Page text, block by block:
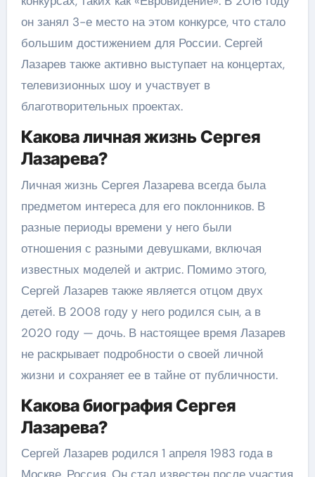
он занял 3-е место на этом конкурсе, что стало
большим достижением для России. Сергей
Лазарев также активно выступает на концертах,
телевизионных шоу и участвует в
благотворительных проектах.
Какова личная жизнь Сергея
Лазарева?
Личная жизнь Сергея Лазарева всегда была
предметом интереса для его поклонников. В
разные периоды времени у него были
отношения с разными девушками, включая
известных моделей и актрис. Помимо этого,
Сергей Лазарев также является отцом двух
детей. В 2008 году у него родился сын, а в
2020 году — дочь. В настоящее время Лазарев
не раскрывает подробности о своей личной
жизни и сохраняет ее в тайне от публичности.
Какова биография Сергея
Лазарева?
Сергей Лазарев родился 1 апреля 1983 года в